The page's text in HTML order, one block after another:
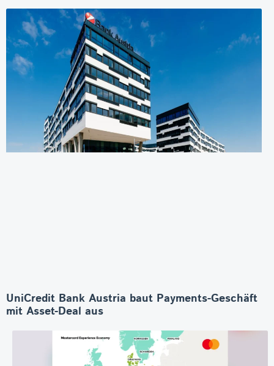
UniCredit Bank Austria baut Payments-Geschäft
mit Asset-Deal aus